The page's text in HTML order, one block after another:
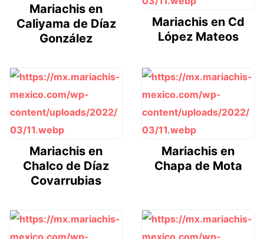
Mariachis en
Caliyama de Díaz
González
Mariachis en Cd
López Mateos
Mariachis en
Chalco de Díaz
Covarrubias
Mariachis en
Chapa de Mota